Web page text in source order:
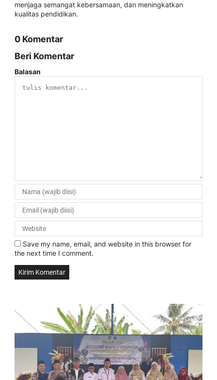
menjaga semangat kebersamaan, dan meningkatkan
kualitas pendidikan.
0 Komentar
Beri Komentar
Balasan
Save my name, email, and website in this browser for
the next time I comment.